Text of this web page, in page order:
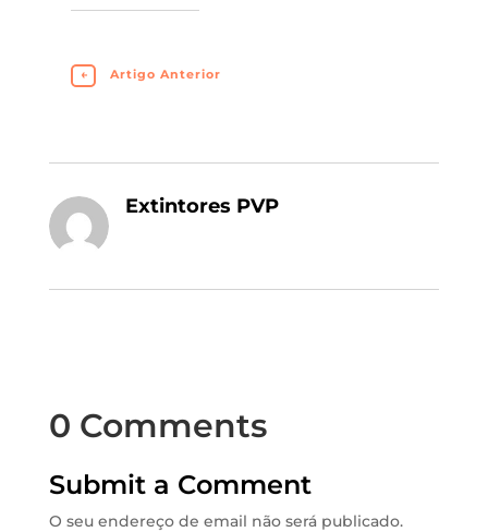
← Artigo Anterior
Extintores PVP
0 Comments
Submit a Comment
O seu endereço de email não será publicado.